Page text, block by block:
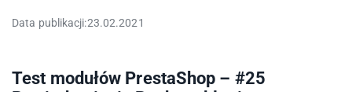
Data publikacji:23.02.2021
Test modułów PrestaShop – #25